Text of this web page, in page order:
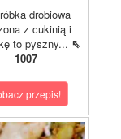
drobiowa
z cukinią i
to pyszny... ⇖
1007
przepis!